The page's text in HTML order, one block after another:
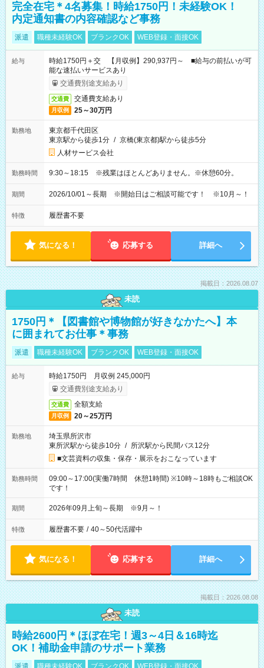
完全在宅＊4名募集！時給1750円！未経験OK！
内定通知書の内容確認など事務
派遣 職種未経験OK ブランクOK WEB登録・面接OK
給与
時給1750円＋交 【月収例】290,937円～ ■給与の前払いが可
能な速払いサービスあり
交通費別途支給あり
交通費 交通費支給あり
月収例 25～30万円
勤務地
東京都千代田区
東京駅から徒歩1分 / 京橋(東京都)駅から徒歩5分
人材サービス会社
勤務時間 9:30～18:15 ※残業はほとんどありません。※休憩60分。
期間 2026/10/01～長期 ※開始日はご相談可能です！ ※10月～！
特徴 履歴書不要
気になる！ 応募する 詳細へ
掲載日：2026.08.07
未読
1750円＊【図書館や博物館が好きなかたへ】本
に囲まれてお仕事＊事務
派遣 職種未経験OK ブランクOK WEB登録・面接OK
給与
時給1750円 月収例 245,000円
交通費別途支給あり
交通費 全額支給
月収例 20～25万円
勤務地
埼玉県所沢市
東所沢駅から徒歩10分 / 所沢駅から民間バス12分
■文芸資料の収集・保存・展示をおこなっています
勤務時間
09:00～17:00(実働7時間 休憩1時間) ※10時～18時もご相談OK
です！
期間 2026年09月上旬～長期 ※9月～！
特徴 履歴書不要 / 40～50代活躍中
気になる！ 応募する 詳細へ
掲載日：2026.08.08
未読
時給2600円＊ほぼ在宅！週3～4日＆16時迄
OK！補助金申請のサポート業務
派遣 職種未経験OK ブランクOK WEB登録・面接OK